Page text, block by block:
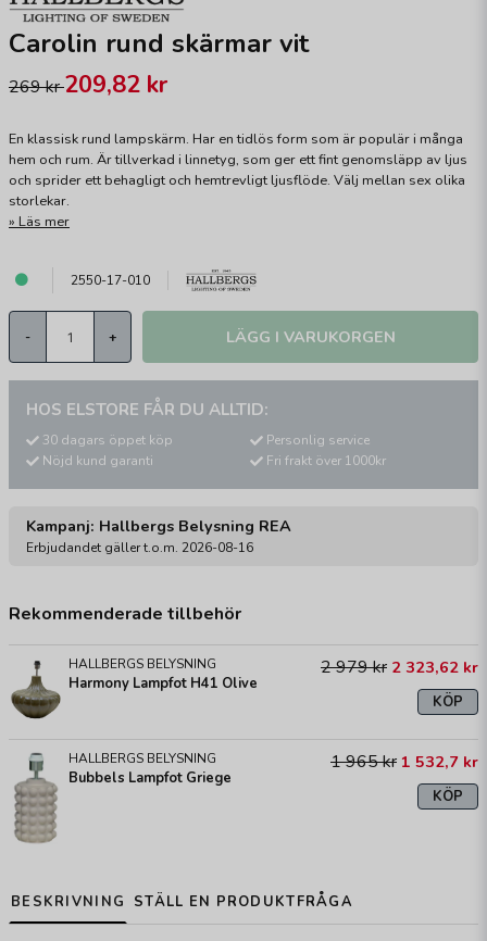
Carolin rund skärmar vit
269 kr209,82 kr
En klassisk rund lampskärm. Har en tidlös form som är populär i många
hem och rum. Är tillverkad i linnetyg, som ger ett fint genomsläpp av ljus
och sprider ett behagligt och hemtrevligt ljusflöde. Välj mellan sex olika
storlekar.
Läs mer
2550-17-010
- + LÄGG I VARUKORGEN
HOS ELSTORE FÅR DU ALLTID:
30 dagars öppet köp
Nöjd kund garanti
Personlig service
Fri frakt över 1000kr
Kampanj: Hallbergs Belysning REA
Erbjudandet gäller t.o.m. 2026-08-16
Rekommenderade tillbehör
HALLBERGS BELYSNING
Harmony Lampfot H41 Olive
2 979 kr 2 323,62 kr
KÖP
HALLBERGS BELYSNING
Bubbels Lampfot Griege
1 965 kr 1 532,7 kr
KÖP
BESKRIVNING STÄLL EN PRODUKTFRÅGA